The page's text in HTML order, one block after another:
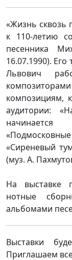
«Жизнь сквозь
к 110-летию
песенника
16.07.1990).
Львович
композиторами
композициям,
аудитории:
«Сиреневый
(муз. А.
На выставке
нотные
альбомами
Выставки
Приглашаем